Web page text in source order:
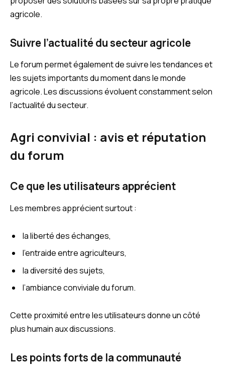
agricole.
Suivre l’actualité du secteur agricole
Le forum permet également de suivre les tendances et
les sujets importants du moment dans le monde
agricole. Les discussions évoluent constamment selon
l’actualité du secteur.
Agri convivial : avis et réputation
du forum
Ce que les utilisateurs apprécient
Les membres apprécient surtout :
la liberté des échanges,
l’entraide entre agriculteurs,
la diversité des sujets,
l’ambiance conviviale du forum.
Cette proximité entre les utilisateurs donne un côté
plus humain aux discussions.
Les points forts de la communauté